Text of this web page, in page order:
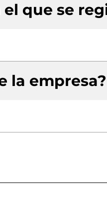
que se
la empresa?